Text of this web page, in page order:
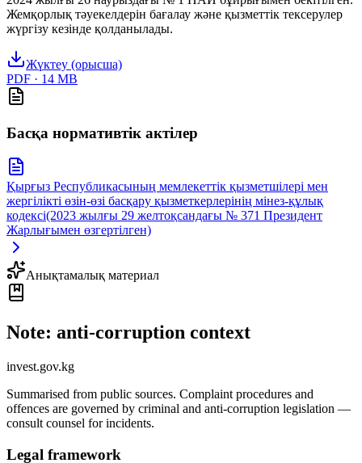
Жемқорлық тәуекелдерін бағалау және қызметтік тексерулер
жүргізу кезінде қолданылады.
Жүктеу (орысша)
PDF · 14 MB
Басқа нормативтік актілер
Қырғыз Республикасының мемлекеттік қызметшілері мен
жергілікті өзін-өзі басқару қызметкерлерінің мінез-құлық
кодексі(2023 жылғы 29 желтоқсандағы № 371 Президент
Жарлығымен өзгертілген)
Анықтамалық материал
Note: anti-corruption context
invest.gov.kg
Summarised from public sources. Complaint procedures and
offences are governed by criminal and anti-corruption legislation —
consult counsel for incidents.
Legal framework